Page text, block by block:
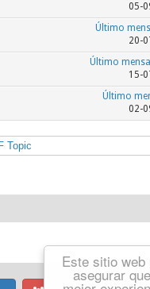
Este sitio
asegurar
05-
Último
20-
Último
15-
Último
02-